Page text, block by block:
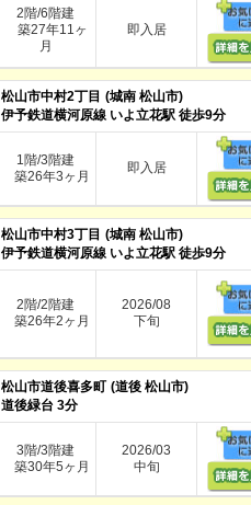
2階/6階建
築27年11ヶ
月
即入居
松山市中村2丁目 (城南 松山市)
伊予鉄道横河原線 いよ立花駅 徒歩9分
1階/3階建
築26年3ヶ月
即入居
松山市中村3丁目 (城南 松山市)
伊予鉄道横河原線 いよ立花駅 徒歩9分
2階/2階建
築26年2ヶ月
2026/08
下旬
松山市道後喜多町 (道後 松山市)
道後緑台 3分
3階/3階建
築30年5ヶ月
2026/03
中旬